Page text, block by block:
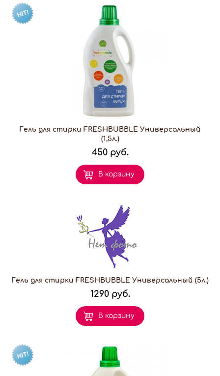
Гель для стирки FRESHBUBBLE Универсальный
(1,5л.)
450 руб.
В корзину
Гель для стирки FRESHBUBBLE Универсальный (5л.)
1290 руб.
В корзину